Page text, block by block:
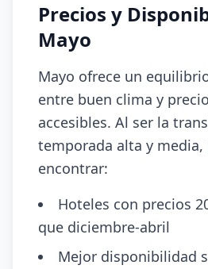
Precios y
Mayo
Mayo ofrece un
entre buen clima y
accesibles. Al ser la
temporada alta y media,
encontrar:
Hoteles con precios
que diciembre-abril
Mejor disponibilidad